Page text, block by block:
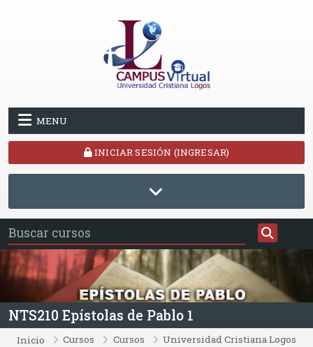
MENU
INICIAR SESIÓN (INGRESAR)
NTS210 Epístolas de Pablo 1
Inicio Cursos Cursos
Universidad Cristiana Logos